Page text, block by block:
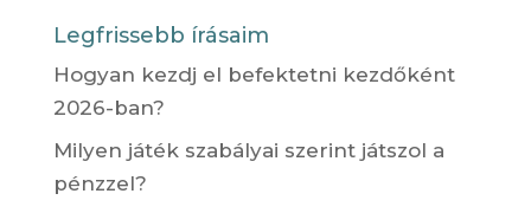
Legfrissebb írásaim
Hogyan kezdj el befektetni kezdőként
2026-ban?
Milyen játék szabályai szerint játszol a
pénzzel?